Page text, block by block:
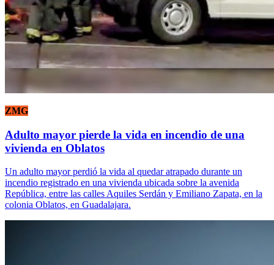
ZMG
Adulto mayor pierde la vida en incendio de una
vivienda en Oblatos
Un adulto mayor perdió la vida al quedar atrapado durante un
incendio registrado en una vivienda ubicada sobre la avenida
República, entre las calles Aquiles Serdán y Emiliano Zapata, en la
colonia Oblatos, en Guadalajara.